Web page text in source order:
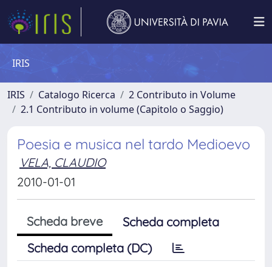
IRIS
IRIS Catalogo Ricerca
2 Contributo in Volume
2.1 Contributo in volume (Capitolo o Saggio)
Poesia e musica nel tardo Medioevo
VELA, CLAUDIO
2010-01-01
Scheda breve
Scheda completa
Scheda completa (DC)